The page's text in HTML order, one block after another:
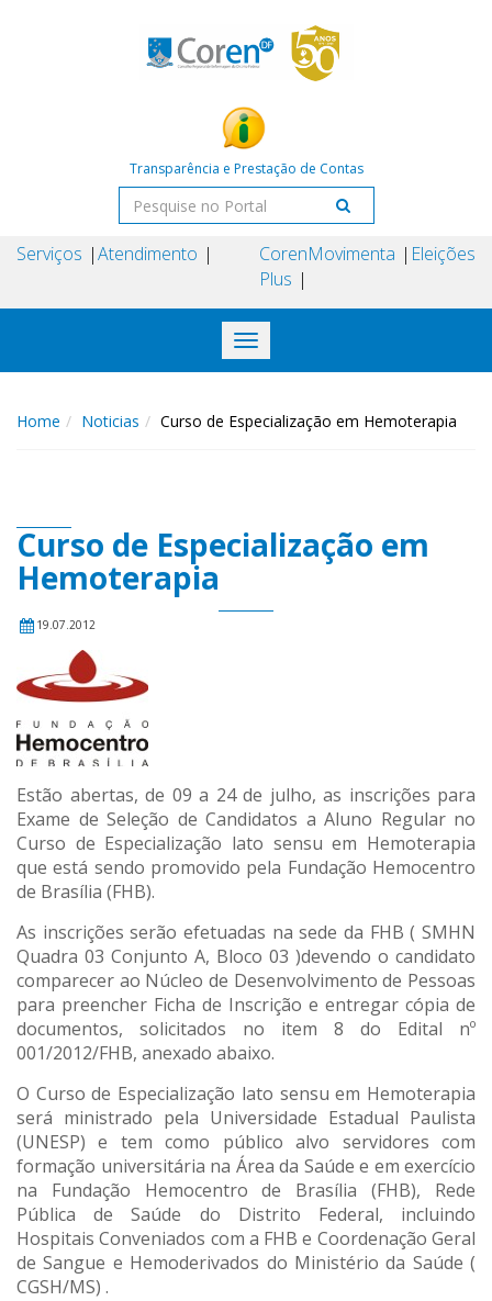
Transparência e Prestação de Contas
Serviços Atendimento
Coren
Plus
Movimenta Eleições
Toggle
navigation
Home Noticias Curso de Especialização em Hemoterapia
Curso de Especialização em
Hemoterapia
19.07.2012
Estão abertas, de 09 a 24 de julho, as inscrições para
Exame de Seleção de Candidatos a Aluno Regular no
Curso de Especialização lato sensu em Hemoterapia
que está sendo promovido pela Fundação Hemocentro
de Brasília (FHB).
As inscrições serão efetuadas na sede da FHB ( SMHN
Quadra 03 Conjunto A, Bloco 03 )devendo o candidato
comparecer ao Núcleo de Desenvolvimento de Pessoas
para preencher Ficha de Inscrição e entregar cópia de
documentos, solicitados no item 8 do Edital nº
001/2012/FHB, anexado abaixo.
O Curso de Especialização lato sensu em Hemoterapia
será ministrado pela Universidade Estadual Paulista
(UNESP) e tem como público alvo servidores com
formação universitária na Área da Saúde e em exercício
na Fundação Hemocentro de Brasília (FHB), Rede
Pública de Saúde do Distrito Federal, incluindo
Hospitais Conveniados com a FHB e Coordenação Geral
de Sangue e Hemoderivados do Ministério da Saúde (
CGSH/MS) .